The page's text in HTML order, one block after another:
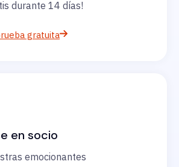
durante 14 días!
gratuita
en socio
emocionantes